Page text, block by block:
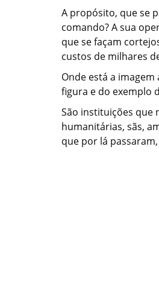
A propósito, que se
comando? A sua
que se façam
custos de milhares
Onde está a
figura e do exemplo
São instituições que
humanitárias, sãs,
que por lá